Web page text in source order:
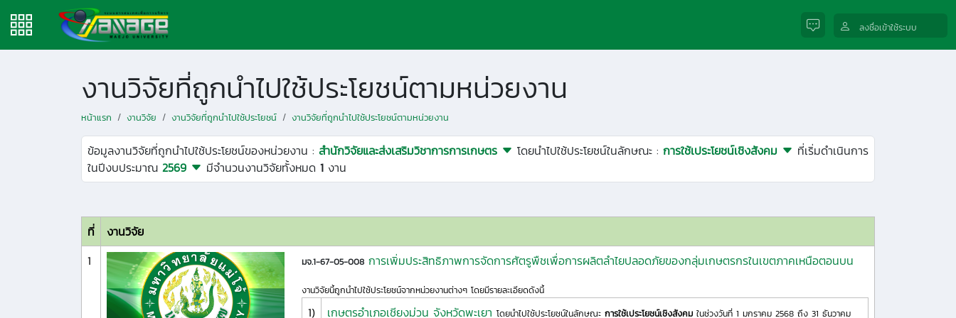
ลงชื่อเข้าใช้ระบบ
งานวิจัยที่ถูกนำไปใช้ประโยชน์ตามหน่วยงาน
หน้าแรก งานวิจัย งานวิจัยที่ถูกนำไปใช้ประโยชน์ งานวิจัยที่ถูกนำไปใช้ประโยชน์ตามหน่วยงาน
ข้อมูลงานวิจัยที่ถูกนำไปใช้ประโยชน์ของหน่วยงาน : สำนักวิจัยและส่งเสริมวิชาการการเกษตร โดยนำไปใช้ประโยชน์ในลักษณะ : การใช้เประโยชน์เชิงสังคม
ที่เริ่มดำเนินการ
ในปีงบประมาณ 2569 มีจำนวนงานวิจัยทั้งหมด 1 งาน
ที่
งานวิจัย
1
มจ.1-67-05-008 การเพิ่มประสิทธิภาพการจัดการศัตรูพืชเพื่อการผลิตลำไยปลอดภัยของกลุ่มเกษตรกรในเขตภาคเหนือตอนบน
งานวิจัยนี้ถูกนำไปใช้ประโยชน์จากหน่วยงานต่างๆ โดยมีรายละเอียดดังนี้
1) เกษตรอำเภอเชียงม่วน จังหวัดพะเยา โดยนำไปใช้ประโยชน์ในลักษณะ การใช้เประโยชน์เชิงสังคมในช่วงวันที่ 1 มกราคม 2568 ถึง 31 ธันวาคม